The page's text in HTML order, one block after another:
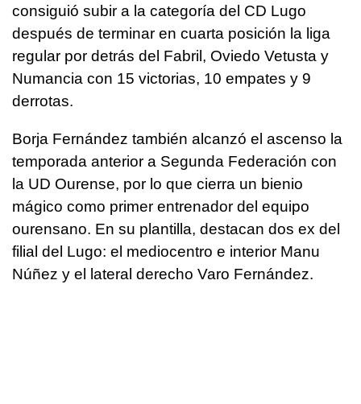
consiguió subir a la categoría del CD Lugo
después de terminar en cuarta posición la liga
regular por detrás del Fabril, Oviedo Vetusta y
Numancia con 15 victorias, 10 empates y 9
derrotas.
Borja Fernández también alcanzó el ascenso la
temporada anterior a Segunda Federación con
la UD Ourense, por lo que cierra un bienio
mágico como primer entrenador del equipo
ourensano. En su plantilla, destacan dos ex del
filial del Lugo: el mediocentro e interior Manu
Núñez y el lateral derecho Varo Fernández.